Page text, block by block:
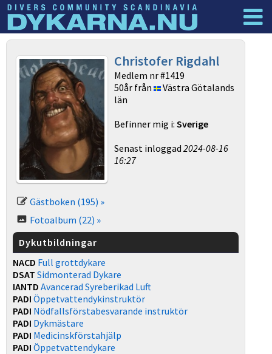
Dyknyheter Logga in
Gästboken (195) »
Fotoalbum (22) »
Christofer Rigdahl
Medlem nr #1419
50år från
Västra Götalands
län
Befinner mig i:Sverige
Senast inloggad2024-08-16
16:27
Dykutbildningar
NACD Full grottdykare
DSAT Sidmonterad Dykare
IANTD Avancerad Syreberikad Luft
PADI Öppetvattendykinstruktör
PADI Nödfallsförstabesvarande instruktör
PADI Dykmästare
PADI Medicinskförstahjälp
PADI Öppetvattendykare